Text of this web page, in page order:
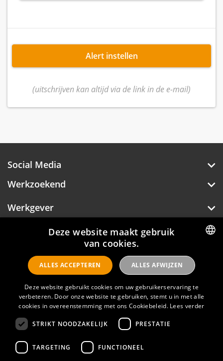
Alert instellen
(uitschrijven kan altijd via de link in de e-mail)
Social Media
Werkzoekend
Werkgever
Over Hotelprofessionals
Hotelprofessionals
FAQ
Privacyverklaring
Contact
DUTCH
ENGLISH
Deze website maakt gebruik
van cookies.
Deze website gebruikt cookies om uw gebruikerservaring te
verbeteren. Door onze website te gebruiken, stemt u in met alle
cookies in overeenstemming met ons Cookiebeleid. Lees verder
STRIKT NOODZAKELIJK PRESTATIE
TARGETING FUNCTIONEEL
ALLES ACCEPTEREN ALLES AFWIJZEN